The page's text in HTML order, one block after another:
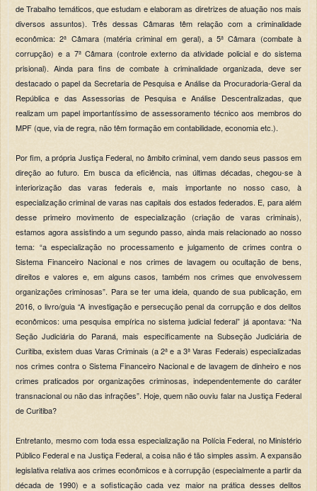
de Trabalho temáticos, que estudam e elaboram as diretrizes de atuação nos mais
diversos assuntos). Três dessas Câmaras têm relação com a criminalidade
econômica: 2ª Câmara (matéria criminal em geral), a 5ª Câmara (combate à
corrupção) e a 7ª Câmara (controle externo da atividade policial e do sistema
prisional). Ainda para fins de combate à criminalidade organizada, deve ser
destacado o papel da Secretaria de Pesquisa e Análise da Procuradoria-Geral da
República e das Assessorias de Pesquisa e Análise Descentralizadas, que
realizam um papel importantíssimo de assessoramento técnico aos membros do
MPF (que, via de regra, não têm formação em contabilidade, economia etc.).
Por fim, a própria Justiça Federal, no âmbito criminal, vem dando seus passos em
direção ao futuro. Em busca da eficiência, nas últimas décadas, chegou-se à
interiorização das varas federais e, mais importante no nosso caso, à
especialização criminal de varas nas capitais dos estados federados. E, para além
desse primeiro movimento de especialização (criação de varas criminais),
estamos agora assistindo a um segundo passo, ainda mais relacionado ao nosso
tema: “a especialização no processamento e julgamento de crimes contra o
Sistema Financeiro Nacional e nos crimes de lavagem ou ocultação de bens,
direitos e valores e, em alguns casos, também nos crimes que envolvessem
organizações criminosas”. Para se ter uma ideia, quando de sua publicação, em
2016, o livro/guia “A investigação e persecução penal da corrupção e dos delitos
econômicos: uma pesquisa empírica no sistema judicial federal” já apontava: “Na
Seção Judiciária do Paraná, mais especificamente na Subseção Judiciária de
Curitiba, existem duas Varas Criminais (a 2ª e a 3ª Varas Federais) especializadas
nos crimes contra o Sistema Financeiro Nacional e de lavagem de dinheiro e nos
crimes praticados por organizações criminosas, independentemente do caráter
transnacional ou não das infrações”. Hoje, quem não ouviu falar na Justiça Federal
de Curitiba?
Entretanto, mesmo com toda essa especialização na Polícia Federal, no Ministério
Público Federal e na Justiça Federal, a coisa não é tão simples assim. A expansão
legislativa relativa aos crimes econômicos e à corrupção (especialmente a partir da
década de 1990) e a sofisticação cada vez maior na prática desses delitos